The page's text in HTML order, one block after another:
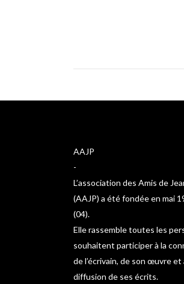
AAJP
-
L’association des Amis de
(AAJP) a été fondée en mai
(04).
Elle rassemble toutes les
souhaitent participer à la
de l’écrivain, de son œuvre et
diffusion de ses écrits.